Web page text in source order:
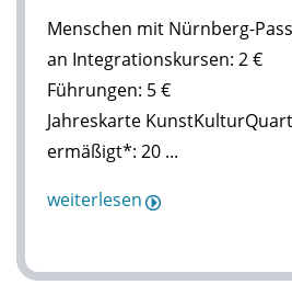
Menschen mit Nürnberg-
an Integrationskursen: 2 €
Führungen: 5 €
Jahreskarte
ermäßigt*: 20 ...
weiterlesen